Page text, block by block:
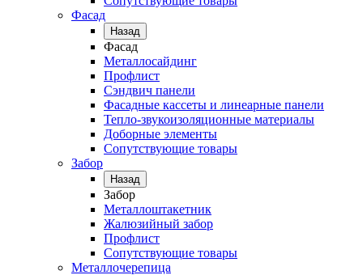
Фасад
Назад
Фасад
Металлосайдинг
Профлист
Сэндвич панели
Фасадные кассеты и линеарные панели
Тепло-звукоизоляционные материалы
Доборные элементы
Сопутствующие товары
Забор
Назад
Забор
Металлоштакетник
Жалюзийный забор
Профлист
Сопутствующие товары
Металлочерепица